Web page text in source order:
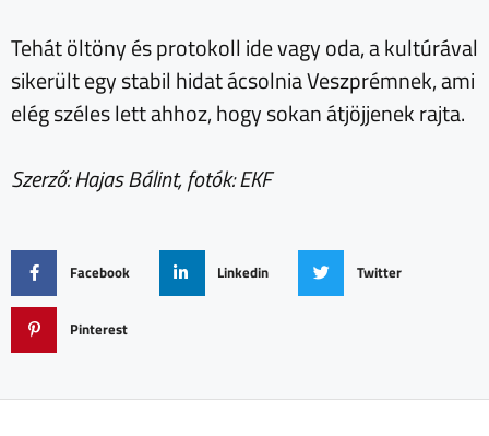
Tehát öltöny és protokoll ide vagy oda, a kultúrával
sikerült egy stabil hidat ácsolnia Veszprémnek, ami
elég széles lett ahhoz, hogy sokan átjöjjenek rajta.
Szerző: Hajas Bálint, fotók: EKF
Facebook Linkedin Twitter
Pinterest